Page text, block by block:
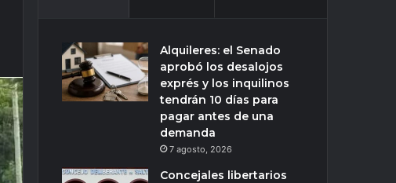
Alquileres: el Senado
aprobó los desalojos
exprés y los inquilinos
tendrán 10 días para
pagar antes de una
demanda
7 agosto, 2026
Concejales libertarios